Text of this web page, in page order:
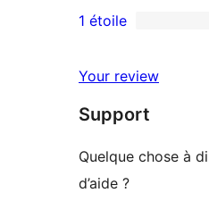
3
avis
2
à
1
1 étoile
Your review
Support
Quelque chose à
d’aide ?